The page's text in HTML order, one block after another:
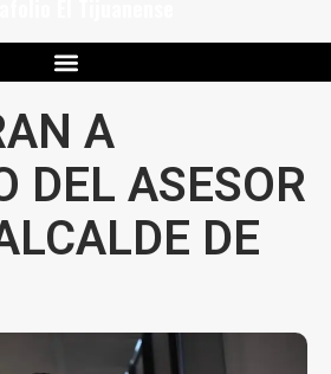
A
DEL ASESOR
DE